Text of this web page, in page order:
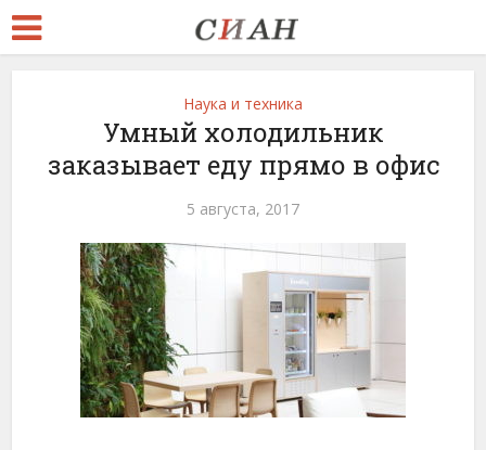
Наука и техника
Умный холодильник
заказывает еду прямо в офис
5 августа, 2017